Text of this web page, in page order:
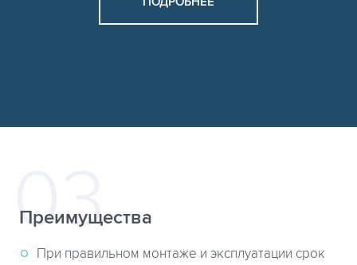
Преимущества
При правильном монтаже и эксплуатации срок